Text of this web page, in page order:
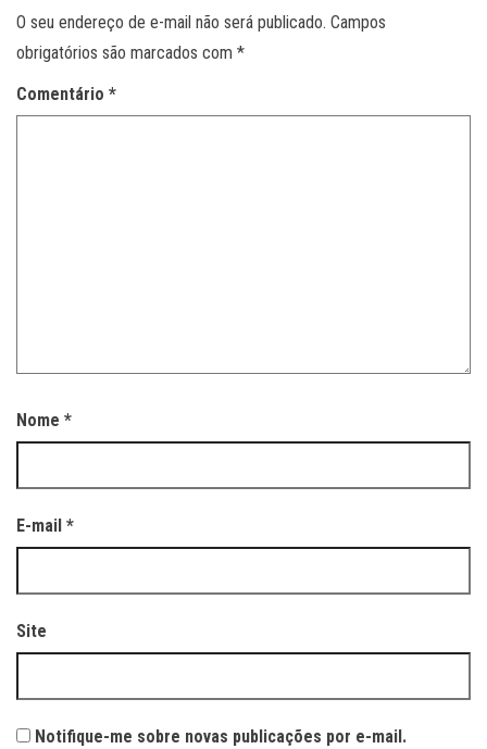
O seu endereço de e-mail não será publicado. Campos
obrigatórios são marcados com *
Comentário *
Nome *
E-mail *
Site
Notifique-me sobre novas publicações por e-mail.